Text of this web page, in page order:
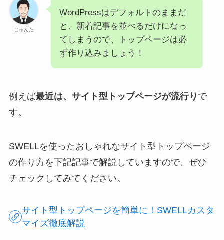
じゅんた
WordPressはデフォルトのままだ
と、新着記事を並べるだけになっ
てしまうので、トップページは必
ず作り込みましょう！
例えば最近は、サイト型トップページが流行り で
す。
SWELLを使ったおしゃれなサイト型トップページ
の作り方を下記記事で解説していますので、ぜひ
チェックしてみてください。
サイト型トップページを簡単に！SWELLカスタ
マイズ徹底解説